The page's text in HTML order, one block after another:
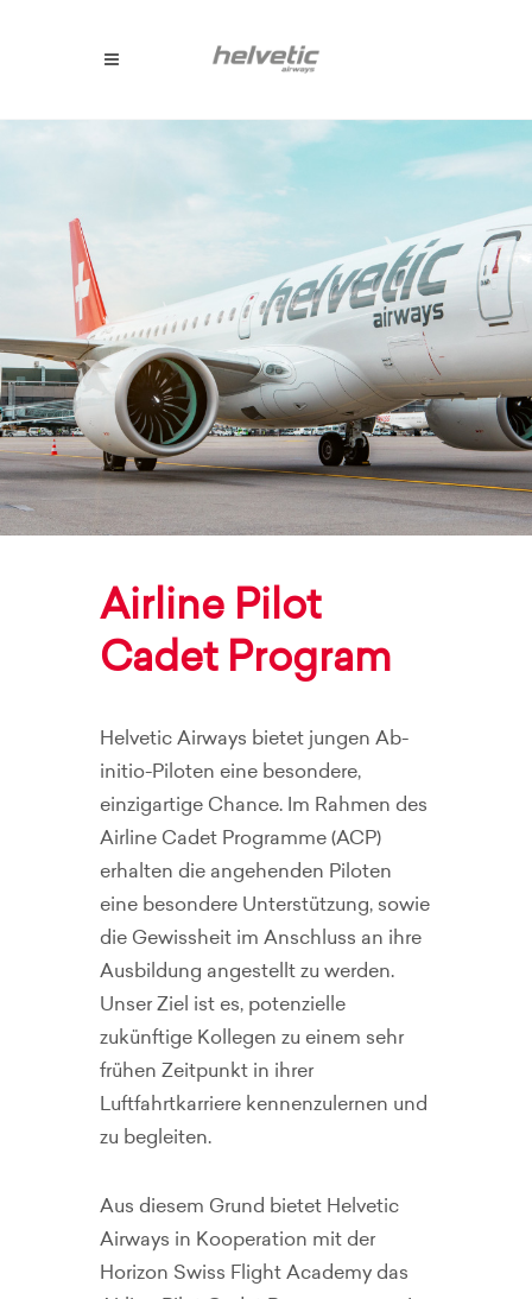
Airline Pilot
Cadet Program
Helvetic Airways bietet jungen Ab-
initio-Piloten eine besondere,
einzigartige Chance. Im Rahmen des
Airline Cadet Programme (ACP)
erhalten die angehenden Piloten
eine besondere Unterstützung, sowie
die Gewissheit im Anschluss an ihre
Ausbildung angestellt zu werden.
Unser Ziel ist es, potenzielle
zukünftige Kollegen zu einem sehr
frühen Zeitpunkt in ihrer
Luftfahrtkarriere kennenzulernen und
zu begleiten.
Aus diesem Grund bietet Helvetic
Airways in Kooperation mit der
Horizon Swiss Flight Academy das